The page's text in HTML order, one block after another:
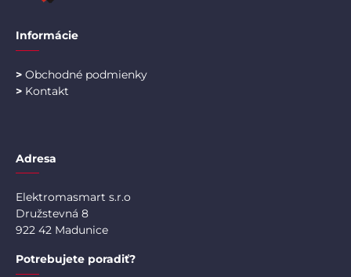
Informácie
> Obchodné podmienky
> Kontakt
Adresa
Elektromasmart s.r.o
Družstevná 8
922 42 Madunice
Potrebujete poradiť?